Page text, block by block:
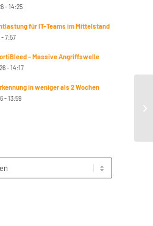
- 14:25
für IT-Teams im Mittelstand
- 7:57
– Massive Angriffswelle
- 14:17
in weniger als 2 Wochen
- 13:59